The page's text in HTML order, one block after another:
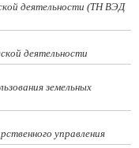
деятельности (ТН ВЭД
деятельности
земельных
управления